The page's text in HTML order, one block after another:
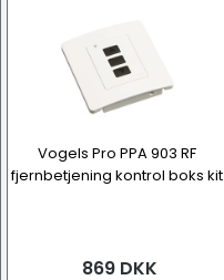
Vogels Pro PPA 903 RF
fjernbetjening kontrol boks kit
869 DKK